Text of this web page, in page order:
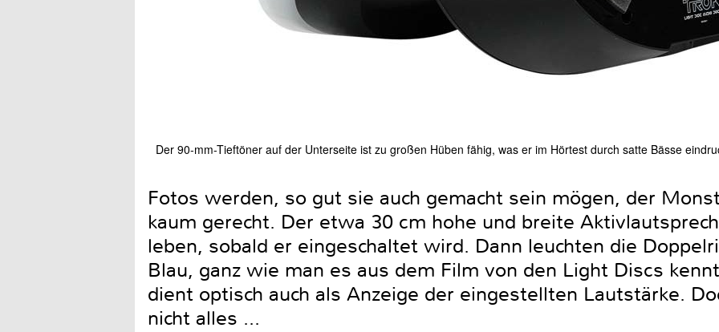
Der 90-mm-Tieftöner auf der Unterseite ist zu großen Hüben fähig, was er im Hörtest durch satte Bässe
Fotos werden, so gut sie auch gemacht sein mögen, der
kaum gerecht. Der etwa 30 cm hohe und breite
leben, sobald er eingeschaltet wird. Dann leuchten die
Blau, ganz wie man es aus dem Film von den Light Discs
dient optisch auch als Anzeige der eingestellten Lautstärke.
nicht alles ...